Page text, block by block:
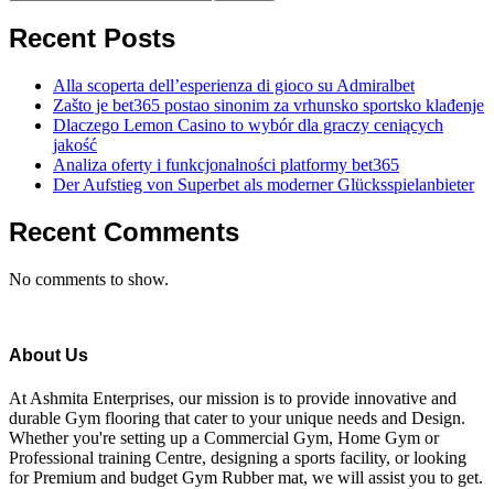
Recent Posts
Alla scoperta dell’esperienza di gioco su Admiralbet
Zašto je bet365 postao sinonim za vrhunsko sportsko klađenje
Dlaczego Lemon Casino to wybór dla graczy ceniących
jakość
Analiza oferty i funkcjonalności platformy bet365
Der Aufstieg von Superbet als moderner Glücksspielanbieter
Recent Comments
No comments to show.
About Us
At Ashmita Enterprises, our mission is to provide innovative and
durable Gym flooring that cater to your unique needs and Design.
Whether you're setting up a Commercial Gym, Home Gym or
Professional training Centre, designing a sports facility, or looking
for Premium and budget Gym Rubber mat, we will assist you to get.